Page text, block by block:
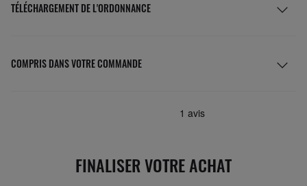
TÉLÉCHARGEMENT DE L'ORDONNANCE
COMPRIS DANS VOTRE COMMANDE
FINALISER VOTRE ACHAT